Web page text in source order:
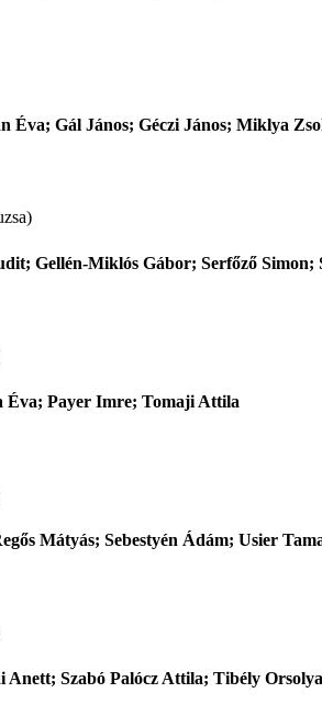
Éva; Gál János; Géczi János; Miklya
Gellén-Miklós Gábor; Serfőző Simon;
Éva; Payer Imre; Tomaji Attila
Mátyás; Sebestyén Ádám; Usier
Szabó Palócz Attila; Tibély Orsolya